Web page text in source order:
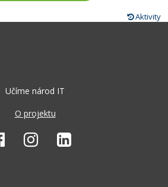
Aktivity
Učíme národ IT
O projektu